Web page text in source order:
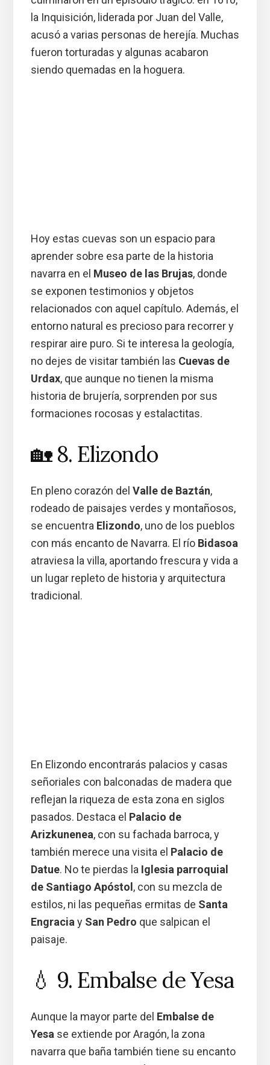
la Inquisición, liderada por Juan del Valle,
acusó a varias personas de herejía. Muchas
fueron torturadas y algunas acabaron
siendo quemadas en la hoguera.
Hoy estas cuevas son un espacio para
aprender sobre esa parte de la historia
navarra en el Museo de las Brujas, donde
se exponen testimonios y objetos
relacionados con aquel capítulo. Además, el
entorno natural es precioso para recorrer y
respirar aire puro. Si te interesa la geología,
no dejes de visitar también las Cuevas de
Urdax, que aunque no tienen la misma
historia de brujería, sorprenden por sus
formaciones rocosas y estalactitas.
🏡 8. Elizondo
En pleno corazón del Valle de Baztán,
rodeado de paisajes verdes y montañosos,
se encuentra Elizondo, uno de los pueblos
con más encanto de Navarra. El río Bidasoa
atraviesa la villa, aportando frescura y vida a
un lugar repleto de historia y arquitectura
tradicional.
En Elizondo encontrarás palacios y casas
señoriales con balconadas de madera que
reflejan la riqueza de esta zona en siglos
pasados. Destaca el Palacio de
Arizkunenea, con su fachada barroca, y
también merece una visita el Palacio de
Datue. No te pierdas la Iglesia parroquial
de Santiago Apóstol , con su mezcla de
estilos, ni las pequeñas ermitas de Santa
Engracia y San Pedro que salpican el
paisaje.
💧 9. Embalse de Yesa
Aunque la mayor parte del Embalse de
Yesa se extiende por Aragón, la zona
navarra que baña también tiene su encanto